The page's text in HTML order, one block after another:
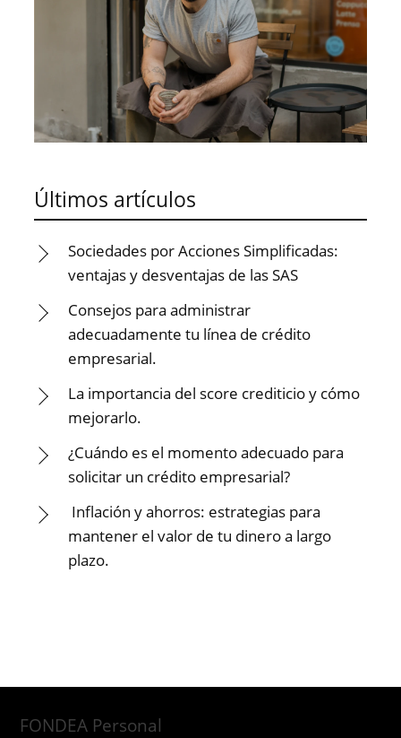
Últimos artículos
Sociedades por Acciones Simplificadas:
ventajas y desventajas de las SAS
Consejos para administrar
adecuadamente tu línea de crédito
empresarial.
La importancia del score crediticio y cómo
mejorarlo.
¿Cuándo es el momento adecuado para
solicitar un crédito empresarial?
Inflación y ahorros: estrategias para
mantener el valor de tu dinero a largo
plazo.
FONDEA Personal